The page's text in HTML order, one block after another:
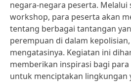
negara-negara peserta. Melalui
workshop, para peserta akan
tentang berbagai tantangan
perempuan di dalam
mengatasinya. Kegiatan ini
memberikan inspirasi bagi
untuk menciptakan lingkungan